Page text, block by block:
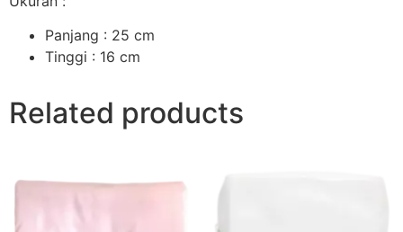
Panjang : 25 cm
Tinggi : 16 cm
Related products